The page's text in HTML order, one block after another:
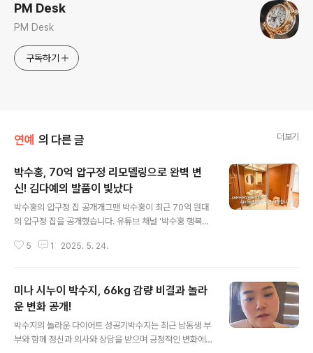
PM Desk
PM Desk
구독하기
연예 의 다른 글 더보기
박수홍, 70억 압구정 리모델링으로 완벽 변
신! 김다예의 발품이 빛났다
박수홍의 압구정 집 공개개그맨 박수홍이 최근 70억 원대
의 압구정 집을 공개했습니다. 유튜브 채널 '박수홍 행복해
서 가장 큰 변화가 많은 곳을 먼저 소개하겠다'며 집의 변화
타일 소재에 대해 언급했습니다. 이처럼 아내의 세심한 노
력이 담긴 집은 그야말로 환골탈태한 모습이었습니다. 꿈
꾸던 주방의 탄생박수홍은 주방을 가장 먼저 소개하며, '집
인테리어 하면서 가장 많은 힘을 줬다'고 밝혔습니다. 그는
한식 요리사 자격증을 가지고 있어, 넓은 주방을 갖는 것이
5 1 2025. 5. 24.
미나 시누이 박수지, 66kg 감량 비결과 놀라
운 변화 공개!
박수지의 놀라운 다이어트 성공기박수지는 최근 남동생 부
부와 함께 정신과 의사와 상담을 받으며 긍정적인 변화에